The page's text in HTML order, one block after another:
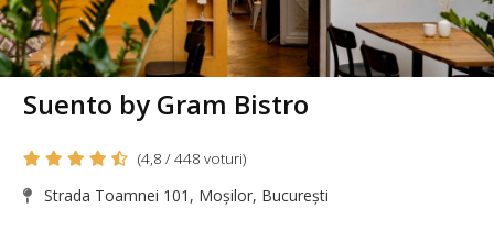
Suento by Gram Bistro
(4,8 / 448 voturi)
Strada Toamnei 101, Moșilor, București